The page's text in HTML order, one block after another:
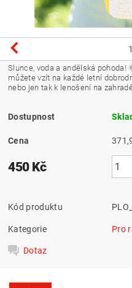
1
Slunce, voda a andělská pohoda!
můžete vzít na každé letní
nebo jen tak k lenošení na
Dostupnost
Cena
450 Kč
Kód produktu
Kategorie Pro
Dotaz